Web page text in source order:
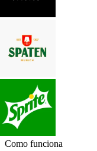
Como funciona